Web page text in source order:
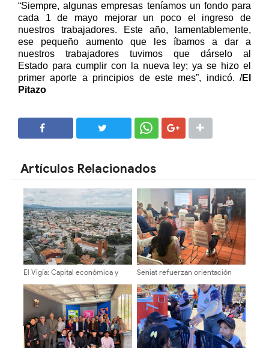
“Siempre, algunas empresas teníamos un fondo para
cada 1 de mayo mejorar un poco el ingreso de
nuestros trabajadores. Este año, lamentablemente,
ese pequeño aumento que les íbamos a dar a
nuestros trabajadores tuvimos que dárselo al
Estado para cumplir con la nueva ley; ya se hizo el
primer aporte a principios de este mes”, indicó. /El
Pitazo
Artículos Relacionados
El Vigía: Capital económica y
Seniat refuerzan orientación
mediante verificaciones y
charlas educativas en Mérida